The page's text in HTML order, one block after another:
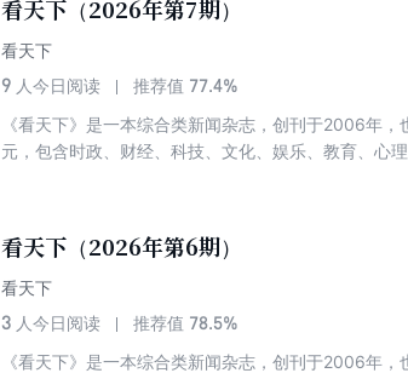
看天下（2026年第7期）
看天下
9 人今日阅读 推荐值 77.4%
《看天下》是一本综合类新闻杂志，创刊于2006年
元，包含时政、财经、科技、文化、娱乐、教育、心
看天下（2026年第6期）
看天下
3 人今日阅读 推荐值 78.5%
《看天下》是一本综合类新闻杂志，创刊于2006年